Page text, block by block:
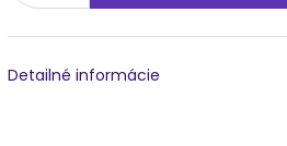
Detailné informácie